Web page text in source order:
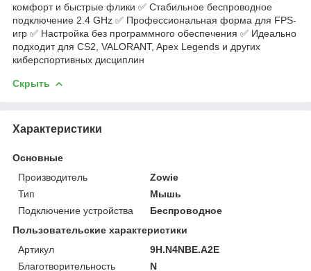
комфорт и быстрые флики ✅ Стабильное беспроводное
подключение 2.4 GHz ✅ Профессиональная форма для FPS-
игр ✅ Настройка без программного обеспечения ✅ Идеально
подходит для CS2, VALORANT, Apex Legends и других
киберспортивных дисциплин
Скрыть
Характеристики
Основные
Производитель
Zowie
Тип
Мышь
Подключение устройства
Беспроводное
Пользовательские характеристики
Артикул
9H.N4NBE.A2E
Благотворительность
N